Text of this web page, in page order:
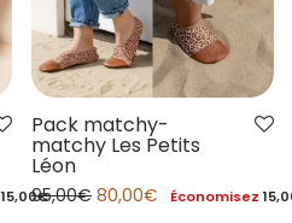
15,00€
Pack matchy-
matchy Les Petits
Léon
95,00€ 80,00€ Économisez